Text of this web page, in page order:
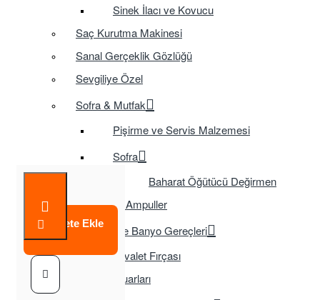
Sinek İlacı ve Kovucu
Saç Kurutma Makinesi
Sanal Gerçeklik Gözlüğü
Sevgiliye Özel
Sofra & Mutfak
Pişirme ve Servis Malzemesi
Sofra
Baharat Öğütücü Değirmen
Tasarruflu Ampuller
Temizlik ve Banyo Gereçleri
Tuvalet Fırçası
TV Aksesuarları
Sepete Ekle